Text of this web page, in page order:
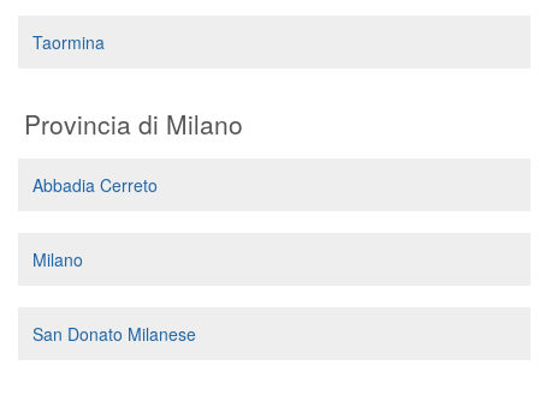
Taormina
Provincia di Milano
Abbadia Cerreto
Milano
San Donato Milanese